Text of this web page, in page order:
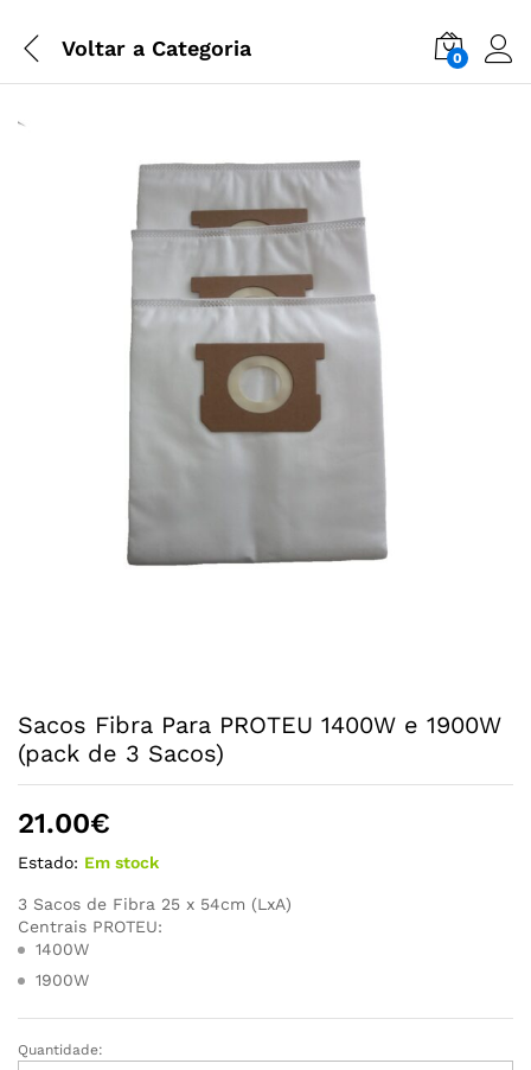
Voltar a Categoria 0
Sacos Fibra Para PROTEU 1400W e 1900W
(pack de 3 Sacos)
21.00€
Estado: Em stock
3 Sacos de Fibra 25 x 54cm (LxA)
Centrais PROTEU:
1400W
1900W
Sacos
Quantidade: